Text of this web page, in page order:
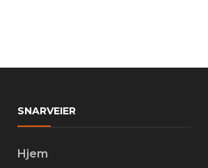
SNARVEIER
Hjem